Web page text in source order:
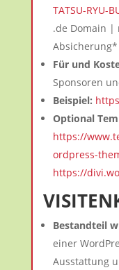
TATSU-RYU-
.de Domain |
Für und
Sponsoren
Beispiel:
Optional
https://
ordpress-
https://
Bestandteil
einer
Ausstattung